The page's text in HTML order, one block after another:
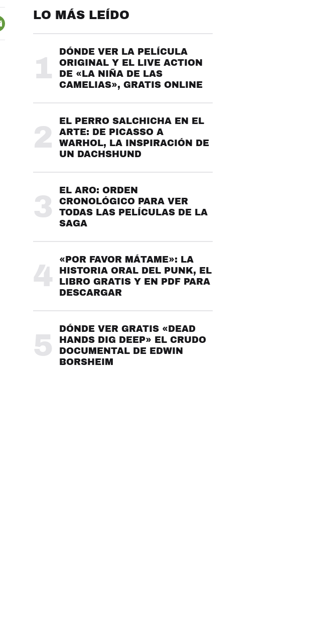
LO MÁS LEÍDO
1
DÓNDE VER LA PELÍCULA
ORIGINAL Y EL LIVE ACTION
DE «LA NIÑA DE LAS
CAMELIAS», GRATIS ONLINE
2
EL PERRO SALCHICHA EN EL
ARTE: DE PICASSO A
WARHOL, LA INSPIRACIÓN DE
UN DACHSHUND
3
EL ARO: ORDEN
CRONOLÓGICO PARA VER
TODAS LAS PELÍCULAS DE LA
SAGA
4
«POR FAVOR MÁTAME»: LA
HISTORIA ORAL DEL PUNK, EL
LIBRO GRATIS Y EN PDF PARA
DESCARGAR
5
DÓNDE VER GRATIS «DEAD
HANDS DIG DEEP» EL CRUDO
DOCUMENTAL DE EDWIN
BORSHEIM